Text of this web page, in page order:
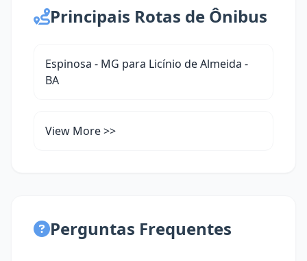
Principais Rotas de Ônibus
Espinosa - MG para Licínio de Almeida -
BA
View More >>
Perguntas Frequentes